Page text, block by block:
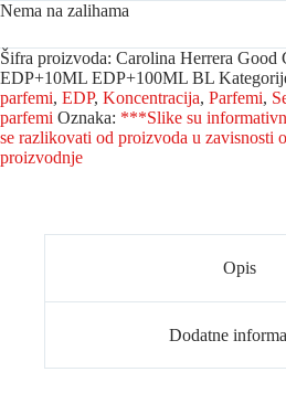
Nema na zalihama
Šifra proizvoda: Carolina Herrera Good
EDP+10ML EDP+100ML BL
parfemi, EDP, Koncentracija, Parfemi,
parfemi Oznaka: ***Slike su
se razlikovati od proizvoda u zavisnosti
proizvodnje
Opis
Dodatne